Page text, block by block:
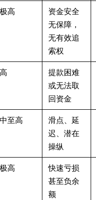
极高
资金安全
无保障，
无有效追
索权
高
提款困难
或无法取
回资金
中至高
滑点、延
迟、潜在
操纵
极高
快速亏损
甚至负余
额